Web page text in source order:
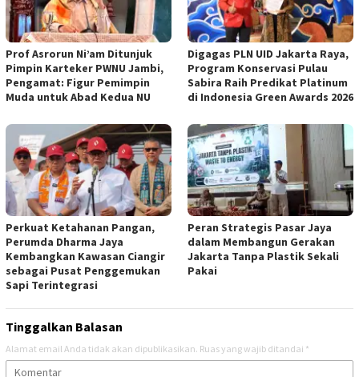
Prof Asrorun Ni’am Ditunjuk
Pimpin Karteker PWNU Jambi,
Pengamat: Figur Pemimpin
Muda untuk Abad Kedua NU
Digagas PLN UID Jakarta Raya,
Program Konservasi Pulau
Sabira Raih Predikat Platinum
di Indonesia Green Awards 2026
Perkuat Ketahanan Pangan,
Perumda Dharma Jaya
Kembangkan Kawasan Ciangir
sebagai Pusat Penggemukan
Sapi Terintegrasi
Peran Strategis Pasar Jaya
dalam Membangun Gerakan
Jakarta Tanpa Plastik Sekali
Pakai
Tinggalkan Balasan
Alamat email Anda tidak akan dipublikasikan. Ruas yang wajib ditandai *